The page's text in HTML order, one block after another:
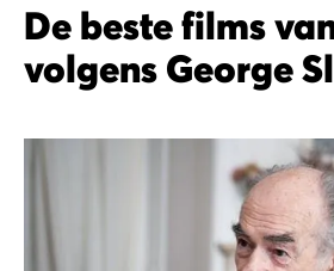
De beste films
volgens George